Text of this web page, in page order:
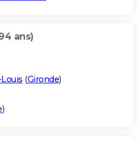
ans)
(Gironde)
)